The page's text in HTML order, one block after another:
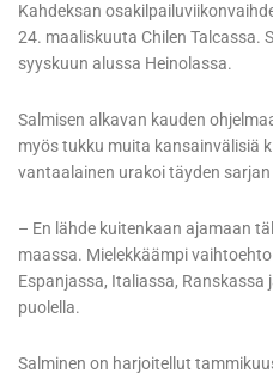
Kahdeksan
24. maaliskuuta Chilen Talcassa.
syyskuun alussa Heinolassa.
Salmisen alkavan kauden
myös tukku muita kansainvälisiä
vantaalainen urakoi täyden
– En lähde kuitenkaan ajamaan
maassa. Mielekkäämpi
Espanjassa, Italiassa,
puolella.
Salminen on harjoitellut